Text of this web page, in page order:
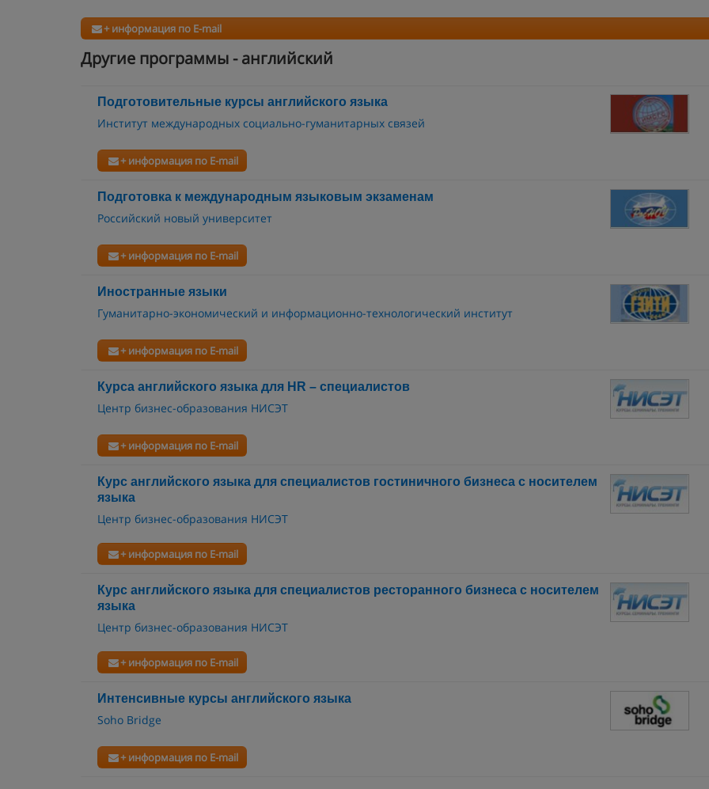
+ информация по E-mail
Другие программы - английский
Подготовительные курсы английского языка
Институт международных социально-гуманитарных связей
+ информация по E-mail
Подготовка к международным языковым экзаменам
Российский новый университет
+ информация по E-mail
Иностранные языки
Гуманитарно-экономический и информационно-технологический институт
+ информация по E-mail
Курса английского языка для HR – специалистов
Центр бизнес-образования НИСЭТ
+ информация по E-mail
Курс английского языка для специалистов гостиничного бизнеса с носителем
языка
Центр бизнес-образования НИСЭТ
+ информация по E-mail
Курс английского языка для специалистов ресторанного бизнеса с носителем
языка
Центр бизнес-образования НИСЭТ
+ информация по E-mail
Интенсивные курсы английского языка
Soho Bridge
+ информация по E-mail